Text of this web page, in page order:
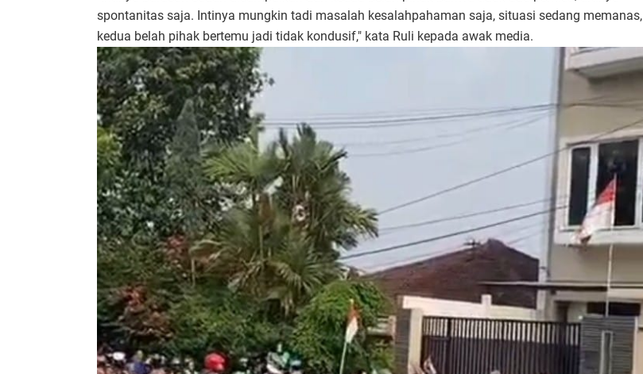
spontanitas saja. Intinya mungkin tadi masalah kesalahpahaman saja, situasi sedang memanas,
kedua belah pihak bertemu jadi tidak kondusif," kata Ruli kepada awak media.